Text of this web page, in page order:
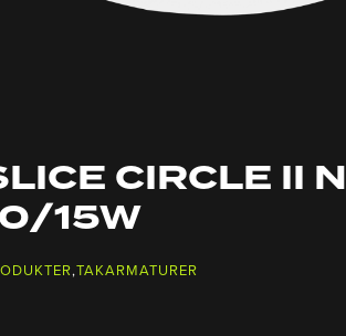
CIRCLE II N
15W
,TAKARMATURER